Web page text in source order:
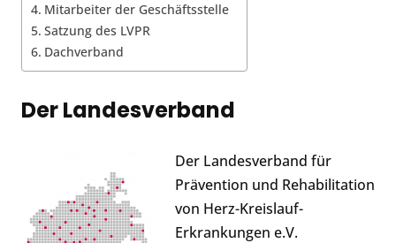
Mitarbeiter der Geschäftsstelle
Satzung des LVPR
Dachverband
Der Landesverband
Der Landesverband für
Prävention und Rehabilitation
von Herz-Kreislauf-
Erkrankungen e.V.